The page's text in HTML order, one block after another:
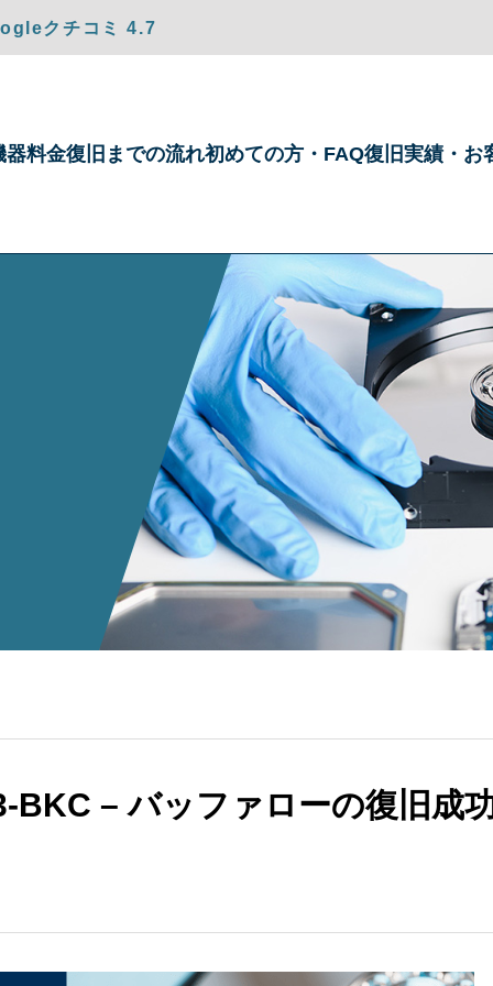
クチコミ 4.7
器料金復旧までの流れ初めての方・ FAQ復旧実績・ お
BKC – バッファローの復旧成